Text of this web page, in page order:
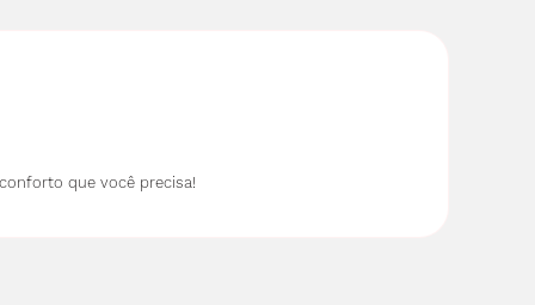
que você precisa!